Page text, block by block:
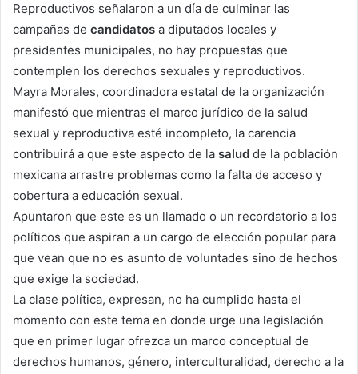
Reproductivos señalaron a un día de culminar las
campañas de candidatos a diputados locales y
presidentes municipales, no hay propuestas que
contemplen los derechos sexuales y reproductivos.
Mayra Morales, coordinadora estatal de la organización
manifestó que mientras el marco jurídico de la salud
sexual y reproductiva esté incompleto, la carencia
contribuirá a que este aspecto de la salud de la población
mexicana arrastre problemas como la falta de acceso y
cobertura a educación sexual.
Apuntaron que este es un llamado o un recordatorio a los
políticos que aspiran a un cargo de elección popular para
que vean que no es asunto de voluntades sino de hechos
que exige la sociedad.
La clase política, expresan, no ha cumplido hasta el
momento con este tema en donde urge una legislación
que en primer lugar ofrezca un marco conceptual de
derechos humanos, género, interculturalidad, derecho a la